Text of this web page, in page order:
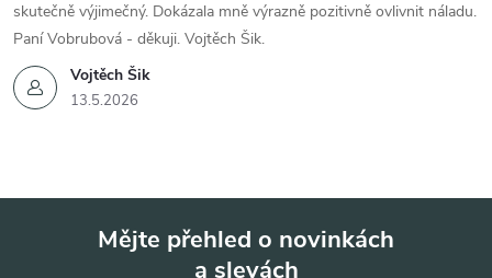
Vojtěch Šik
13.5.2026
skutečně výjimečný. Dokázala mně výrazně pozitivně ovlivnit náladu.
Paní Vobrubová - děkuji. Vojtěch Šik.
Mějte přehled o novinkách
a slevách